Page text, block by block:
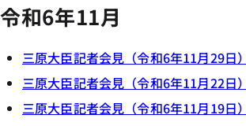
令和6年11月
三原大臣記者会見（令和6年11月29日）
三原大臣記者会見（令和6年11月22日）
三原大臣記者会見（令和6年11月19日）